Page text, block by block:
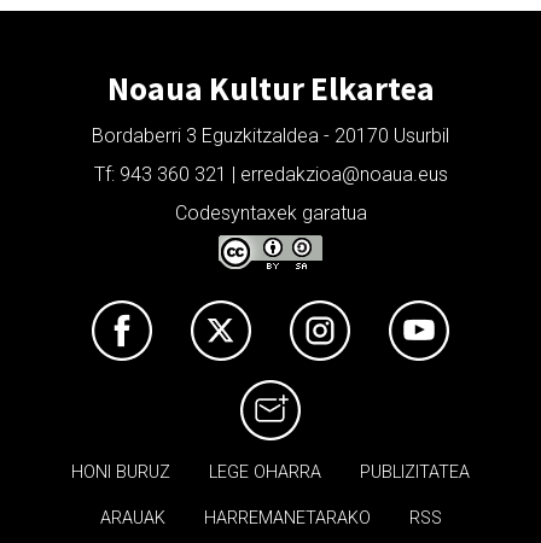
Noaua Kultur Elkartea
Bordaberri 3 Eguzkitzaldea - 20170 Usurbil
Tf: 943 360 321 | erredakzioa@noaua.eus
Codesyntaxek garatua
HONI BURUZ LEGE OHARRA PUBLIZITATEA
ARAUAK HARREMANETARAKO RSS